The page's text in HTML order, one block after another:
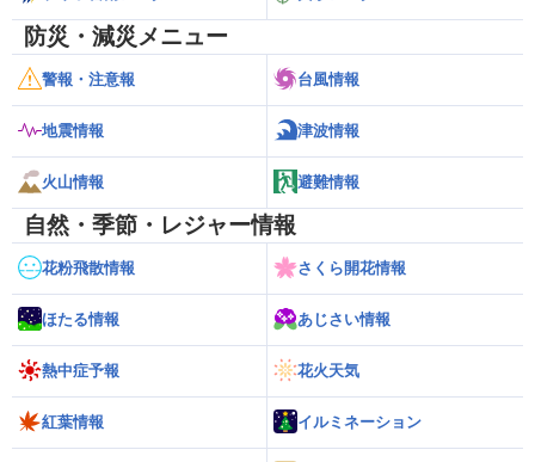
防災・減災メニュー
警報・注意報 台風情報
地震情報 津波情報
火山情報 避難情報
自然・季節・レジャー情報
花粉飛散情報 さくら開花情報
ほたる情報 あじさい情報
熱中症予報 花火天気
紅葉情報 イルミネーション